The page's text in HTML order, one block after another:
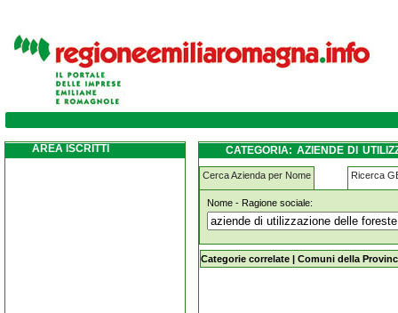
aziende-di-utilizzazione-delle-foreste-e-
AREA ISCRITTI
CATEGORIA: AZIENDE DI
CONCA
Cerca Azienda per Nome Ricerca
Nome - Ragione sociale:
aziende-di-utilizzazione-delle-
Categorie correlate | Comuni della